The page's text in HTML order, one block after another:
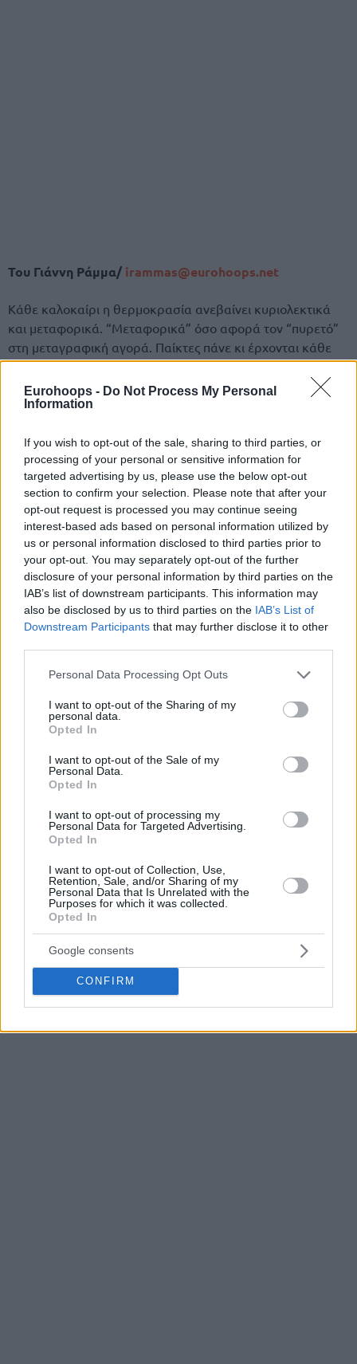
Eurohoops - Do Not Process My Personal
Information
If you wish to opt-out of the sale, sharing to third parties, or
processing of your personal or sensitive information for
targeted advertising by us, please use the below opt-out
section to confirm your selection. Please note that after your
opt-out request is processed you may continue seeing
interest-based ads based on personal information utilized by
us or personal information disclosed to third parties prior to
your opt-out. You may separately opt-out of the further
disclosure of your personal information by third parties on the
IAB’s list of downstream participants. This information may
also be disclosed by us to third parties on the IAB’s List of
Downstream Participants that may further disclose it to other
Please note that this website/app uses one or more Google
not limited to your visit or usage behaviour. You may click to
grant or deny consent to Google and its third-party tags to
use your data for below specified purposes in below Google
consent section.
Personal Data Processing Opt Outs
I want to opt-out of the Sharing of my
personal data.
Opted In
I want to opt-out of the Sale of my
Personal Data.
Opted In
I want to opt-out of processing my
Personal Data for Targeted Advertising.
Opted In
I want to opt-out of Collection, Use,
Retention, Sale, and/or Sharing of my
Personal Data that Is Unrelated with the
Purposes for which it was collected.
Opted In
Google consents
CONFIRM
Του Γιάννη Ράμμα/ irammas@eurohoops.net
Κάθε καλοκαίρι η θερμοκρασία ανεβαίνει κυριολεκτικά
και μεταφορικά. “Μεταφορικά” όσο αφορά τον “πυρετό”
στη μεταγραφική αγορά. Παίκτες πάνε κι έρχονται κάθε
φορά κι έρχεται η στιγμή που το ρόστερ κλείνει.
Εξαιρούνται οι αναγκαίες προσθαφαιρέσεις στη συνέχεια
κυρίως λόγω τραυματισμών.
Παναθηναϊκόςκι ο Ολυμπιακόςχρειάστηκαν κι έκαναν
ελάχιστες αυτή την offseason.
Περιττό να τονίσει κανείς τη σημασία του περιορισμένου
αριθμού αλλαγών στο ρόστερ για μία ομάδα που έφτασε
μέχρι την κορυφή της Ευρωλίγκας και μία που έφτασε για
τρίτη διαδοχική φορά στο Final Four της διοργάνωσης.
“Ομάδα που κερδίζει δεν αλλάζει” ο
Παναθηναϊκός
συνέχισε με το μίνιμουμ απαραίτητο.
Λορένζο Μπράουν
ήταν η πρώτη “πράσινη” μεταγραφή
και τον ακολούθησε ο
τη δεύτερη και τελευταία. Οι αποχωρήσεις ήταν εξίσου
ελάχιστες και θα παραμείνουν τόσες ακόμη και στο
Όποια άλλη υπογραφή έπεσε είχε να κάνει με επέκταση κι
όχι ανανέωση.